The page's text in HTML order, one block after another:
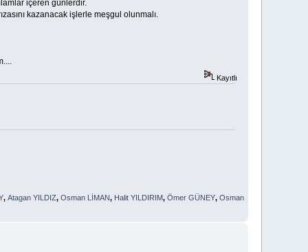
içeren günlerdir.
kazanacak işlerle meşgul olunmalı.
Kayıtlı
, Atagan YILDIZ, Osman LİMAN, Halit YILDIRIM, Ömer GÜNEY, Osman